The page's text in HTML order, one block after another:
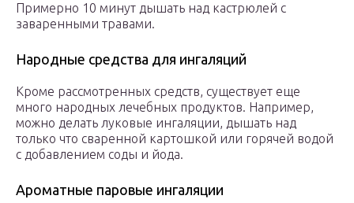
Примерно 10 минут дышать над кастрюлей с
заваренными травами.
Народные средства для ингаляций
Кроме рассмотренных средств, существует еще
много народных лечебных продуктов. Например,
можно делать луковые ингаляции, дышать над
только что сваренной картошкой или горячей водой
с добавлением соды и йода.
Ароматные паровые ингаляции